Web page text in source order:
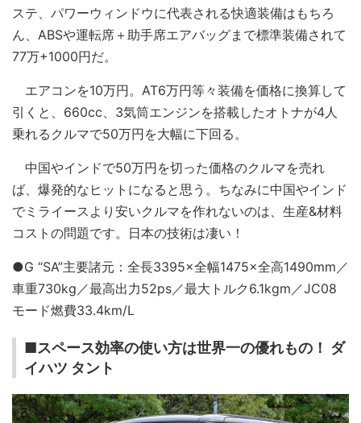
ステ、パワーウィンドウに代表される快適装備はもちろ
ん、ABSや運転席＋助手席エアバッグまで標準装備されて
77万+1000円だ。
エアコンを10万円。AT6万円等々装備を価格に換算して
引くと、660cc、3気筒エンジンを搭載したオトナが4人
乗れるクルマで50万円を大幅に下回る。
中国やインドで50万円を切った価格のクルマを売れ
ば、爆発的なヒットになると思う。ちなみに中国やインド
でミライースより安いクルマを作れないのは、生産&材料
コストの問題です。日本の技術は凄い！
●G “SA”主要諸元：全長3395×全幅1475×全高1490mm／
車重730kg／最高出力52ps／最大トルク6.1kgm／JC08
モード燃費33.4km/L
■スペース効率の使い方は世界一の優れもの！ ダ
イハツ タント